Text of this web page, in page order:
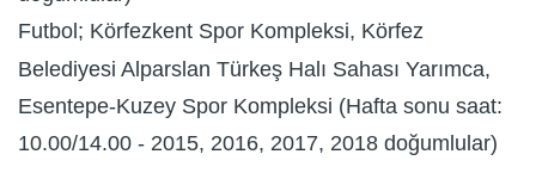
Futbol; Körfezkent Spor Kompleksi, Körfez
Belediyesi Alparslan Türkeş Halı Sahası Yarımca,
Esentepe-Kuzey Spor Kompleksi (Hafta sonu saat:
10.00/14.00 - 2015, 2016, 2017, 2018 doğumlular)